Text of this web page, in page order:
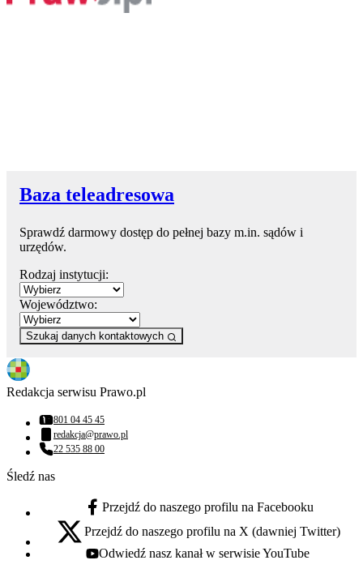
Baza teleadresowa
Sprawdź darmowy dostęp do pełnej bazy m.in. sądów i
urzędów.
Rodzaj instytucji:
Województwo:
Szukaj danych kontaktowych
Redakcja serwisu Prawo.pl
Numer telefonu:
801 04 45 45
Adres email:
redakcja@prawo.pl
Numer telefonu:
22 535 88 00
Śledź nas
facebook - otwiera się w nowej karcie
Przejdź do naszego profilu na Facebooku
x - otwiera się w nowej karcie
Przejdź do naszego profilu na X (dawniej Twitter)
youtube - otwiera się w nowej karcie
Odwiedź nasz kanał w serwisie YouTube